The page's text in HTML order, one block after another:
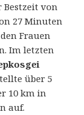
von
27 Minuten
Frauen
Im letzten
über 5
10 km in
auf.